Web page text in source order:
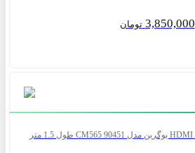
3,850,000 تومان